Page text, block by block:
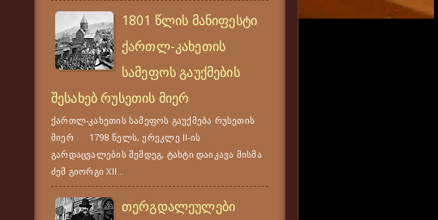
1801 წლის მანიფესტი
ქართლ-კახეთის
სამეფოს გაუქმების
შესახებ რუსეთის მიერ
ქართლ-კახეთის სამეფოს გაუქმება რუსეთის
მიერ 1798 წელს, ერეკლე II-ის
გარდაცვალების შემდეგ, ტახტი დაიკავა მისმა
ძემ გიორგი XII...
თერგდალეულები